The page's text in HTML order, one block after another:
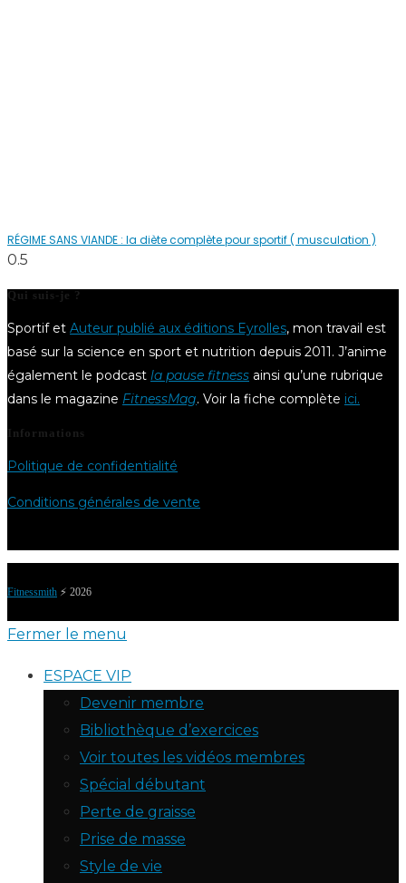
RÉGIME SANS VIANDE : la diète complète pour sportif ( musculation )
Qui suis-je ?
Sportif et Auteur publié aux éditions Eyrolles, mon travail est
basé sur la science en sport et nutrition depuis 2011. J’anime
également le podcast la pause fitness ainsi qu’une rubrique
dans le magazine FitnessMag. Voir la fiche complète ici.
Informations
Politique de confidentialité
Conditions générales de vente
Fitnessmith ⚡️ 2026
Fermer le menu
ESPACE VIP
Devenir membre
Bibliothèque d’exercices
Voir toutes les vidéos membres
Spécial débutant
Perte de graisse
Prise de masse
Style de vie